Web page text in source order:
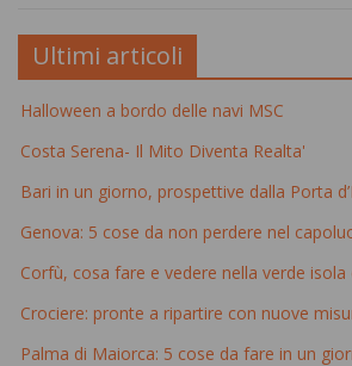
Ultimi articoli
Halloween a bordo delle navi MSC
Costa Serena- Il Mito Diventa Realta'
Bari in un giorno, prospettive dalla Porta
Genova: 5 cose da non perdere nel
Corfù, cosa fare e vedere nella verde
Crociere: pronte a ripartire con nuove
Palma di Maiorca: 5 cose da fare in un